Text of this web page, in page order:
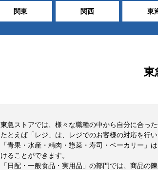
関東 関西 東
東
東急ストアでは、様々な職種の中から自分に合っ
たとえば「レジ」は、レジでのお客様の対応を行
「青果・水産・精肉・惣菜・寿司・ベーカリー」
けることができます。
「日配・一般食品・実用品」の部門では、商品